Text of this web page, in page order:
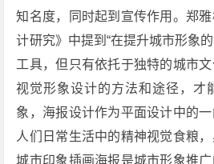
知名度，同时起到宣传作用。郑
计研究》中提到“在提升城市形象
工具，但只有依托于独特的城市
视觉形象设计的方法和途径，才
象，海报设计作为平面设计中的
人们日常生活中的精神视觉食粮，
城市印象插画海报是城市形象推